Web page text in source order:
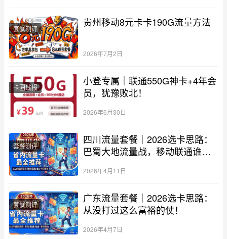
套餐测评
贵州移动8元卡卡190G流量方法
2026年7月2日
卡圈线报
小登专属｜联通550G神卡+4年会
员，犹豫败北！
2026年6月30日
套餐测评
四川流量套餐｜2026选卡思路：
巴蜀大地流量战，移动联通谁更
2026年4月11日
套餐测评
广东流量套餐｜2026选卡思路：
从没打过这么富裕的仗！
2026年4月7日